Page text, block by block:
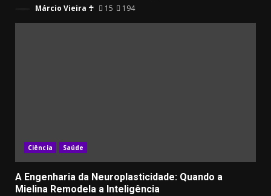
Márcio Vieira ☥ 15 194
Ciência Saúde
A Engenharia da Neuroplasticidade: Quando a
Mielina Remodela a Inteligência